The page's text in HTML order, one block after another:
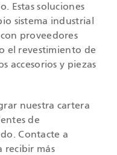
Estas soluciones
sistema industrial
proveedores
el revestimiento de
accesorios y piezas
nuestra cartera
de
Contacte a
recibir más